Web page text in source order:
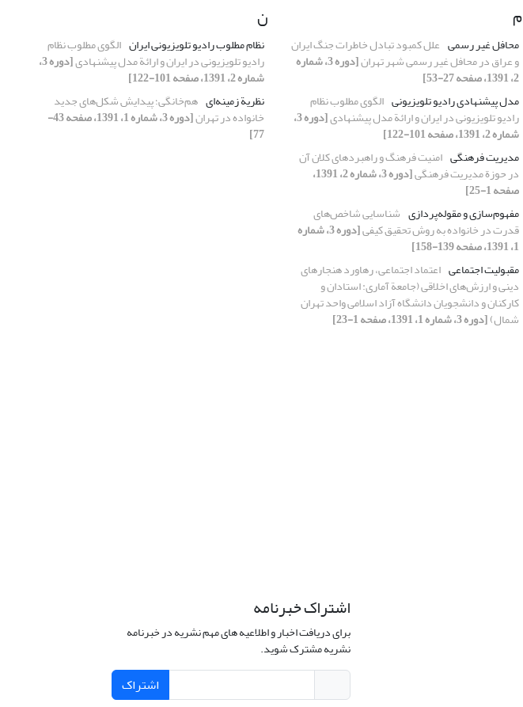
م
محافل غیر رسمی علل کمبود تبادل خاطرات جنگ ایران
و عراق در محافل غیر رسمی شهر تهران [دوره 3، شماره
2، 1391، صفحه 27-53]
مدل پیشنهادی رادیو تلویزیونی الگوی مطلوب نظام
رادیو تلویزیونی در ایران و ارائة مدل پیشنهادی [دوره 3،
شماره 2، 1391، صفحه 101-122]
مدیریت فرهنگی امنیت فرهنگ و راهبردهای کلان آن
در حوزة مدیریت فرهنگی [دوره 3، شماره 2، 1391،
صفحه 1-25]
مفهوم‌سازی و مقوله‌پردازی شناسایی شاخص‌های
قدرت در خانواده‌ به روش تحقیق کیفی [دوره 3، شماره
1، 1391، صفحه 139-158]
مقبولیت اجتماعی اعتماد اجتماعی، رهاورد هنجارهای
دینی و ارزش‌های اخلاقی (جامعة آماری: استادان و
کارکنان و دانشجویان دانشگاه آزاد اسلامی واحد تهران
شمال)[دوره 3، شماره 1، 1391، صفحه 1-23]
ن
نظام مطلوب رادیو تلویزیونی ایران الگوی مطلوب نظام
رادیو تلویزیونی در ایران و ارائة مدل پیشنهادی [دوره 3،
شماره 2، 1391، صفحه 101-122]
نظریة زمینه‌‌ای هم‌خانگی؛ پیدایش شکل‌های جدید
خانواده در تهران [دوره 3، شماره 1، 1391، صفحه 43-
77]
اشتراک خبرنامه
برای دریافت اخبار و اطلاعیه های مهم نشریه در خبرنامه
نشریه مشترک شوید.
اشتراک